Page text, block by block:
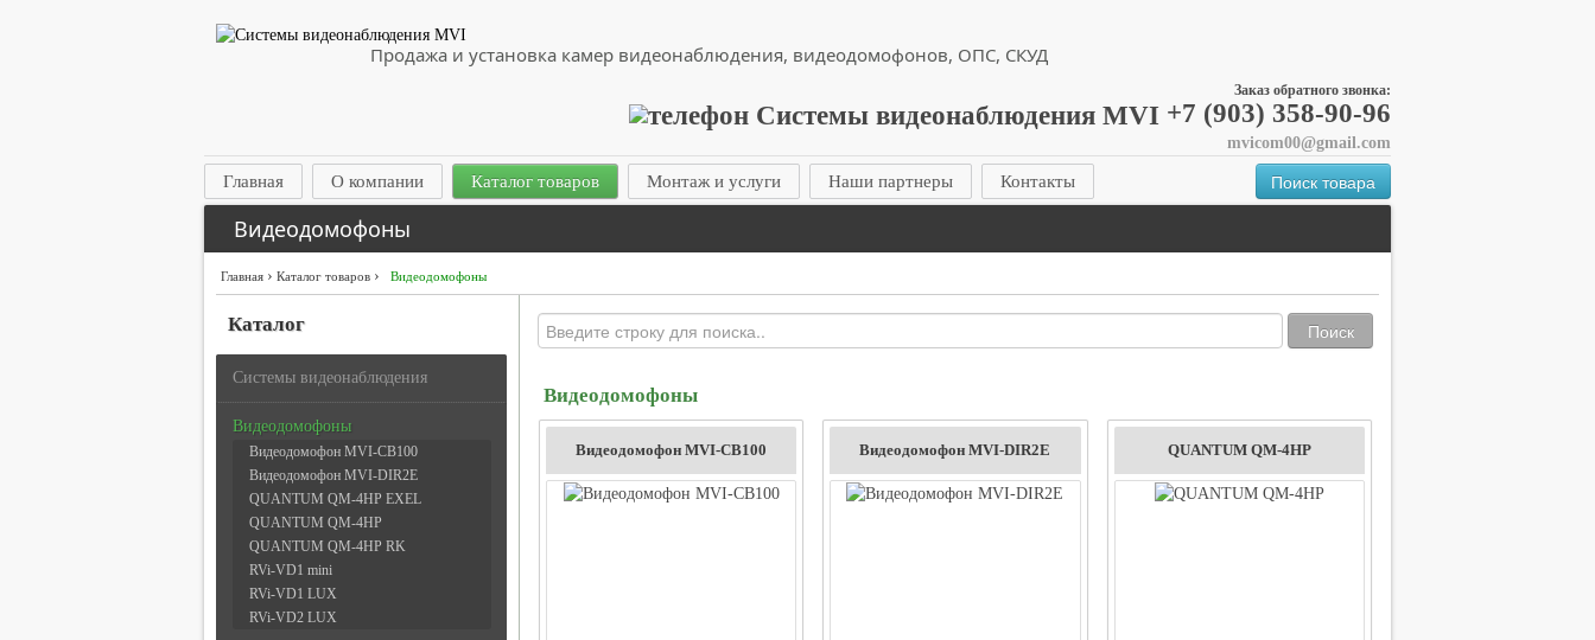
Продажа и установка камер видеонаблюдения, видеодомофонов, ОПС, СКУД
Заказ обратного звонка:
+7 (903) 358-90-96
mvicom00@gmail.com
Главная О компании Каталог товаров Монтаж и услуги Наши партнеры Контакты Поиск товара
Видеодомофоны
Главная › Каталог товаров › Видеодомофоны
Каталог
Системы видеонаблюдения
Видеодомофоны
Видеодомофон MVI-CB100
Видеодомофон MVI-DIR2E
QUANTUM QM-4HP EXEL
QUANTUM QM-4HP
QUANTUM QM-4HP RK
RVi-VD1 mini
RVi-VD1 LUX
RVi-VD2 LUX
Поиск
Видеодомофоны
Видеодомофон MVI-CB100 Видеодомофон MVI-DIR2E QUANTUM QM-4HP